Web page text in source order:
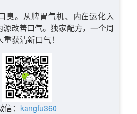
臭。从脾胃气机、内在运化入
改善口气。独家配方，一个周
获清新口气！
信： kangfu360